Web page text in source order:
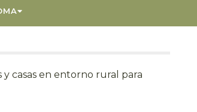
casas en entorno rural para